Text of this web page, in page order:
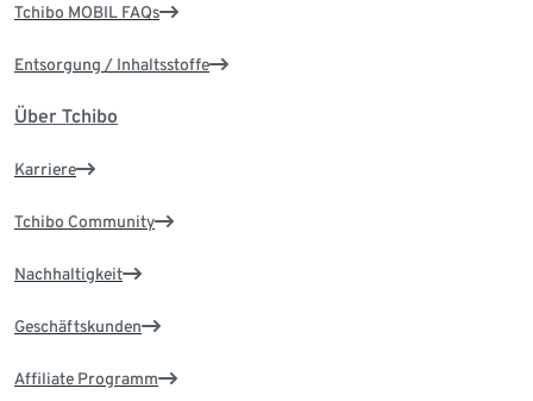
Tchibo MOBIL FAQs
Entsorgung / Inhaltsstoffe
Über Tchibo
Karriere
Tchibo Community
Nachhaltigkeit
Geschäftskunden
Affiliate Programm